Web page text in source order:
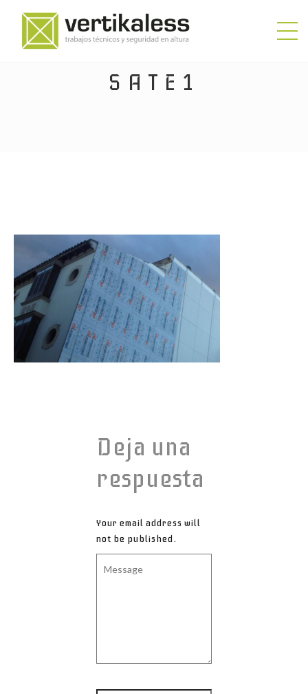
SATE1
Deja una
respuesta
Your email address will
not be published.